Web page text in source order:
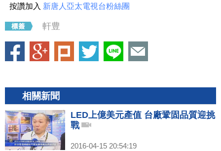
按讚加入 新唐人亞太電視台粉絲團
軒豊
相關新聞
LED上億美元產值 台廠鞏固品質迎挑
戰
2016-04-15 20:54:19